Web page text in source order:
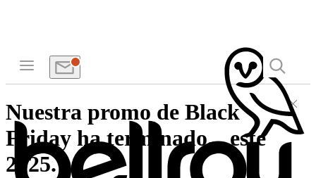
Nuestra promo de Black
Friday ha terminado... este
2025.